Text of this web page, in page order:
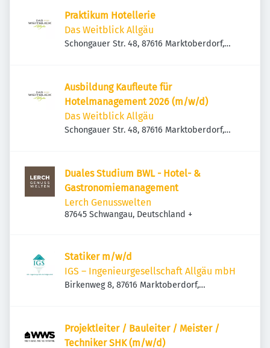
Praktikum Hotellerie
Das Weitblick Allgäu
Schongauer Str. 48, 87616 Marktoberdorf,
Ausbildung Kaufleute für
Hotelmanagement 2026 (m/w/d)
Das Weitblick Allgäu
Schongauer Str. 48, 87616 Marktoberdorf,
Duales Studium BWL - Hotel- &
Gastronomiemanagement
Lerch Genusswelten
87645 Schwangau, Deutschland +
Statiker m/w/d
IGS – Ingenieurgesellschaft Allgäu mbH
Birkenweg 8, 87616 Marktoberdorf,
Projektleiter / Bauleiter / Meister /
Techniker SHK (m/w/d)